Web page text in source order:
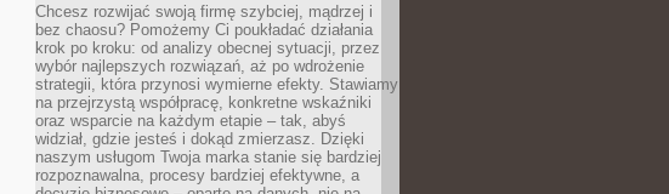
Chcesz rozwijać swoją firmę szybciej, mądrzej i
bez chaosu? Pomożemy Ci poukładać działania
krok po kroku: od analizy obecnej sytuacji, przez
wybór najlepszych rozwiązań, aż po wdrożenie
strategii, która przynosi wymierne efekty. Stawiamy
na przejrzystą współpracę, konkretne wskaźniki
oraz wsparcie na każdym etapie – tak, abyś
widział, gdzie jesteś i dokąd zmierzasz. Dzięki
naszym usługom Twoja marka stanie się bardziej
rozpoznawalna, procesy bardziej efektywne, a